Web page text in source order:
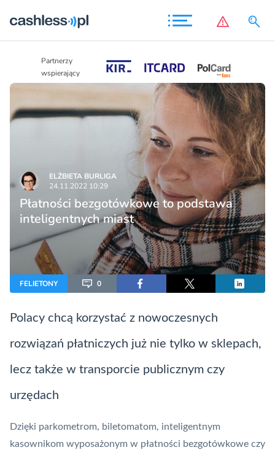
Partnerzy
wspierający
ELŻBIETA BURLIGA
24.11.2022 10:29
Płatności bezgotówkowe to podstawa
inteligentnych miast
FELIETONY 0
Polacy chcą korzystać z nowoczesnych
rozwiązań płatniczych już nie tylko w sklepach,
lecz także w transporcie publicznym czy
urzędach
Dzięki parkometrom, biletomatom, inteligentnym
kasownikom wyposażonym w płatności bezgotówkowe czy